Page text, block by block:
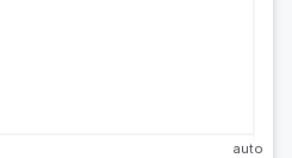
auto